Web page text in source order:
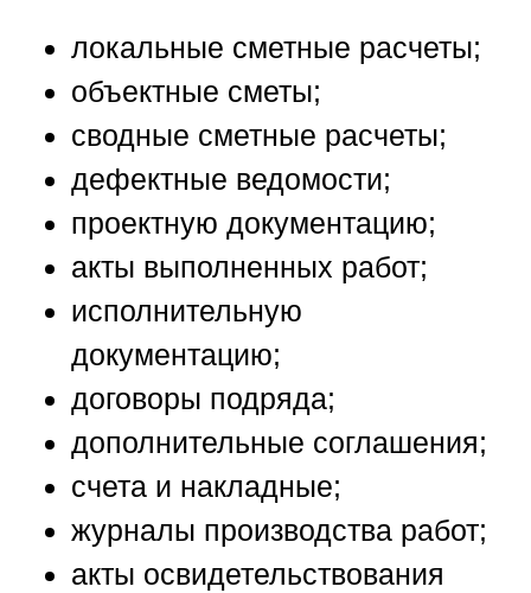
локальные сметные расчеты;
объектные сметы;
сводные сметные расчеты;
дефектные ведомости;
проектную документацию;
акты выполненных работ;
исполнительную
документацию;
договоры подряда;
дополнительные соглашения;
счета и накладные;
журналы производства работ;
акты освидетельствования